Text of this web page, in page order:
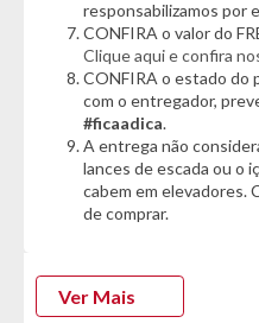
Dimensões:
- Altura: 245cm
- Largura: 180cm
- Peso: 1kg
*Garantia do Fornecedor: 3
ATENÇÃO CLIENTE: SE
de exclusiva responsabilidade
assegurar de que estão de
responsabilizamos por
CONFIRA o valor do
Clique aqui e confira
CONFIRA o estado do
com o entregador,
#ficaadica.
A entrega não
lances de escada ou o
cabem em elevadores.
de comprar.
Ver Mais